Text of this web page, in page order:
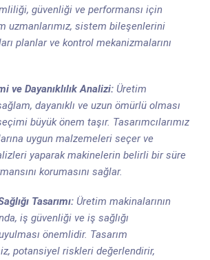
güvenliği ve performansı için
uzmanlarımız, sistem bileşenlerini
planlar ve kontrol mekanizmalarını
ve Dayanıklılık Analizi: Üretim
dayanıklı ve uzun ömürlü olması
büyük önem taşır. Tasarımcılarımız
uygun malzemeleri seçer ve
yaparak makinelerin belirli bir süre
korumasını sağlar.
Tasarımı: Üretim makinalarının
iş güvenliği ve iş sağlığı
önemlidir. Tasarım
potansiyel riskleri değerlendirir,